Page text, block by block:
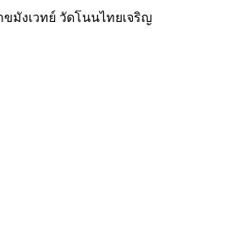
มังเวทย์ วัดโนนไทยเจริญ